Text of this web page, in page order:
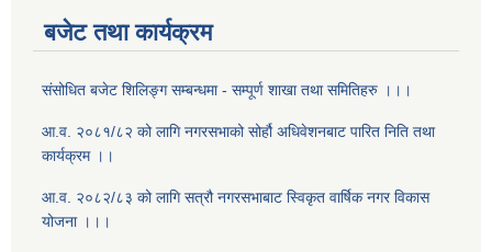
बजेट तथा कार्यक्रम
संसोधित बजेट शिलिङ्ग सम्बन्धमा - सम्पूर्ण शाखा तथा समितिहरु ।।।
आ.व. २०८१/८२ को लागि नगरसभाको सोर्हौ अधिवेशनबाट पारित निति तथा
कार्यक्रम ।।
आ.व. २०८२/८३ को लागि सत्रौ नगरसभाबाट स्विकृत वार्षिक नगर विकास
योजना ।।।